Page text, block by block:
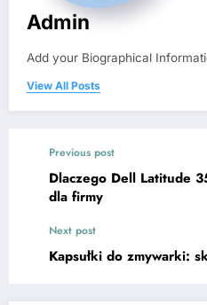
Admin
Add your Biographical
View All Posts
Previous post
Dlaczego Dell Latitude
dla firmy
Next post
Kapsułki do zmywarki: